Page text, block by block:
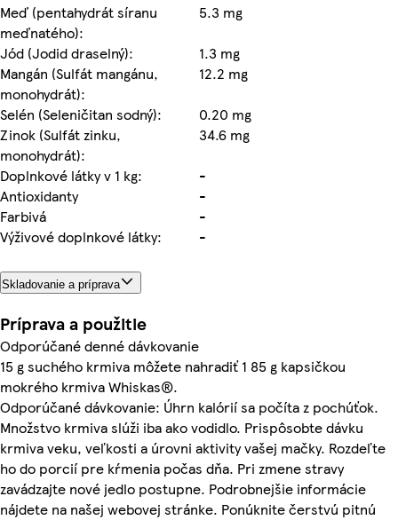
Meď (pentahydrát síranu
meďnatého):
5.3 mg
Jód (Jodid draselný):
1.3 mg
Mangán (Sulfát mangánu,
monohydrát):
12.2 mg
Selén (Seleničitan sodný):
0.20 mg
Zinok (Sulfát zinku,
monohydrát):
34.6 mg
Doplnkové látky v 1 kg:
-
Antioxidanty
-
Farbivá
-
Výživové doplnkové látky:
-
Skladovanie a príprava
Príprava a použitie
Odporúčané denné dávkovanie
15 g suchého krmiva môžete nahradiť 1 85 g kapsičkou
mokrého krmiva Whiskas®.
Odporúčané dávkovanie: Úhrn kalórií sa počíta z pochúťok.
Množstvo krmiva slúži iba ako vodidlo. Prispôsobte dávku
krmiva veku, veľkosti a úrovni aktivity vašej mačky. Rozdeľte
ho do porcií pre kŕmenia počas dňa. Pri zmene stravy
zavádzajte nové jedlo postupne. Podrobnejšie informácie
nájdete na našej webovej stránke. Ponúknite čerstvú pitnú